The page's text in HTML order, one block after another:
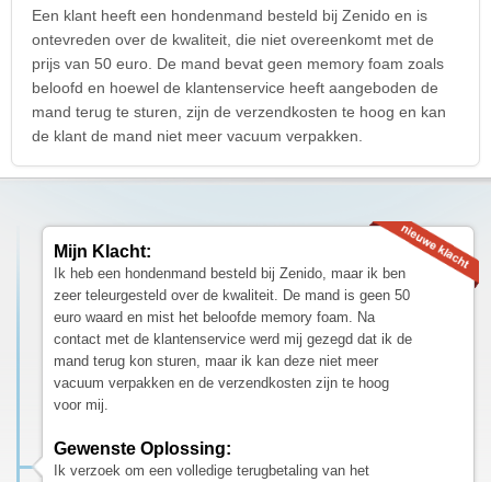
Een klant heeft een hondenmand besteld bij Zenido en is
ontevreden over de kwaliteit, die niet overeenkomt met de
prijs van 50 euro. De mand bevat geen memory foam zoals
beloofd en hoewel de klantenservice heeft aangeboden de
mand terug te sturen, zijn de verzendkosten te hoog en kan
de klant de mand niet meer vacuum verpakken.
Mijn Klacht:
Ik heb een hondenmand besteld bij Zenido, maar ik ben
zeer teleurgesteld over de kwaliteit. De mand is geen 50
euro waard en mist het beloofde memory foam. Na
contact met de klantenservice werd mij gezegd dat ik de
mand terug kon sturen, maar ik kan deze niet meer
vacuum verpakken en de verzendkosten zijn te hoog
voor mij.
Gewenste Oplossing:
Ik verzoek om een volledige terugbetaling van het